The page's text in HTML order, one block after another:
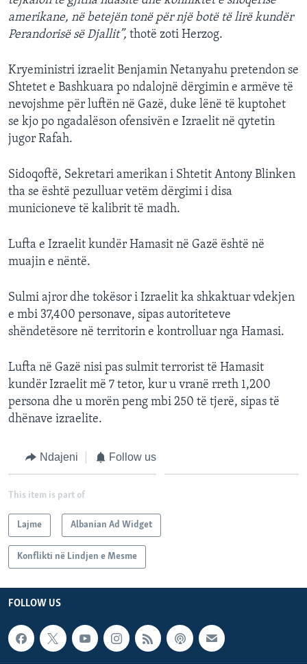
amerikane, në betejën tonë për një botë të lirë kundër
Perandorisë së Djallit”, thotë zoti Herzog.
Kryeministri izraelit Benjamin Netanyahu pretendon se
Shtetet e Bashkuara po ndalojnë dërgimin e armëve të
nevojshme për luftën në Gazë, duke lënë të kuptohet
se kjo po ngadalëson ofensivën e Izraelit në qytetin
jugor Rafah.
Sidoqoftë, Sekretari amerikan i Shtetit Antony Blinken
tha se është pezulluar vetëm dërgimi i disa
municioneve të kalibrit të madh.
Lufta e Izraelit kundër Hamasit në Gazë është në
muajin e nëntë.
Sulmi ajror dhe tokësor i Izraelit ka shkaktuar vdekjen
e mbi 37,400 personave, sipas autoriteteve
shëndetësore në territorin e kontrolluar nga Hamasi.
Lufta në Gazë nisi pas sulmit terrorist të Hamasit
kundër Izraelit më 7 tetor, kur u vranë rreth 1,200
persona dhe u morën peng mbi 250 të tjerë, sipas të
dhënave izraelite.
Ndajeni Follow us
This item is part of
Lajme Albanian Ad Widget
Konflikti në Lindjen e Mesme
FOLLOW US